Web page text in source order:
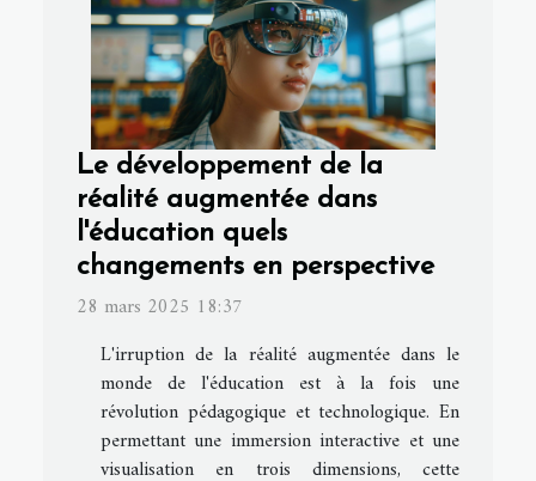
Le développement de la
réalité augmentée dans
l'éducation quels
changements en perspective
28 mars 2025 18:37
L'irruption de la réalité augmentée dans le
monde de l'éducation est à la fois une
révolution pédagogique et technologique. En
permettant une immersion interactive et une
visualisation en trois dimensions, cette